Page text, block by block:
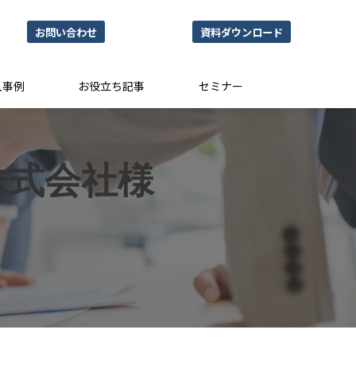
お問い合わせ 資料ダウンロード
例 お役立ち記事 セミナー
式会社様